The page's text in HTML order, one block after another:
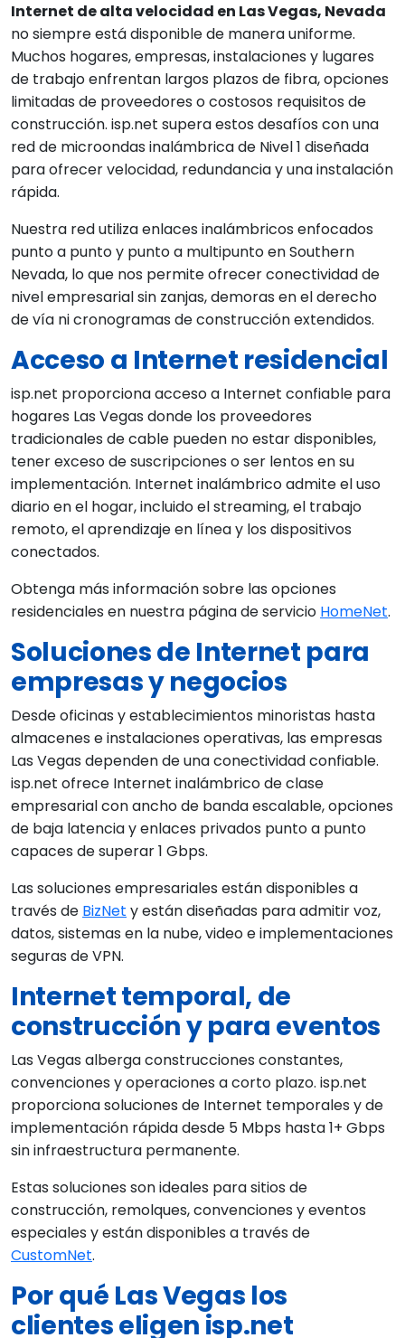
Internet de alta velocidad en Las Vegas, Nevada
no siempre está disponible de manera uniforme.
Muchos hogares, empresas, instalaciones y lugares
de trabajo enfrentan largos plazos de fibra, opciones
limitadas de proveedores o costosos requisitos de
construcción. isp.net supera estos desafíos con una
red de microondas inalámbrica de Nivel 1 diseñada
para ofrecer velocidad, redundancia y una instalación
rápida.
Nuestra red utiliza enlaces inalámbricos enfocados
punto a punto y punto a multipunto en Southern
Nevada, lo que nos permite ofrecer conectividad de
nivel empresarial sin zanjas, demoras en el derecho
de vía ni cronogramas de construcción extendidos.
Acceso a Internet residencial
isp.net proporciona acceso a Internet confiable para
hogares Las Vegas donde los proveedores
tradicionales de cable pueden no estar disponibles,
tener exceso de suscripciones o ser lentos en su
implementación. Internet inalámbrico admite el uso
diario en el hogar, incluido el streaming, el trabajo
remoto, el aprendizaje en línea y los dispositivos
conectados.
Obtenga más información sobre las opciones
residenciales en nuestra página de servicio HomeNet.
Soluciones de Internet para
empresas y negocios
Desde oficinas y establecimientos minoristas hasta
almacenes e instalaciones operativas, las empresas
Las Vegas dependen de una conectividad confiable.
isp.net ofrece Internet inalámbrico de clase
empresarial con ancho de banda escalable, opciones
de baja latencia y enlaces privados punto a punto
capaces de superar 1 Gbps.
Las soluciones empresariales están disponibles a
través de BizNet y están diseñadas para admitir voz,
datos, sistemas en la nube, video e implementaciones
seguras de VPN.
Internet temporal, de
construcción y para eventos
Las Vegas alberga construcciones constantes,
convenciones y operaciones a corto plazo. isp.net
proporciona soluciones de Internet temporales y de
implementación rápida desde 5 Mbps hasta 1+ Gbps
sin infraestructura permanente.
Estas soluciones son ideales para sitios de
construcción, remolques, convenciones y eventos
especiales y están disponibles a través de
CustomNet.
Por qué Las Vegas los
clientes eligen isp.net